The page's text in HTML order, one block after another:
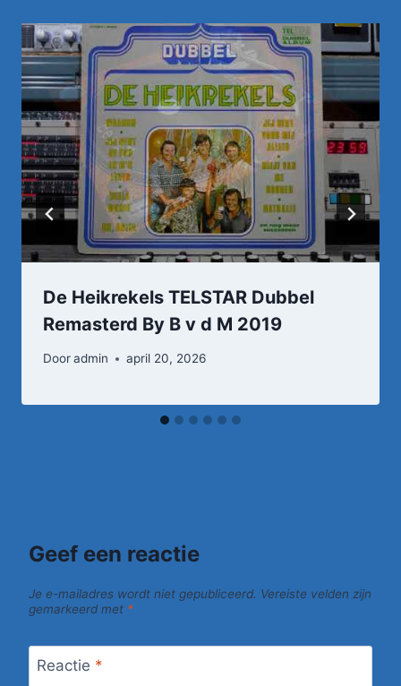
De Heikrekels TELSTAR Dubbel
Remasterd By B v d M 2019
Dooradmin april 20, 2026
Geef een reactie
Je e-mailadres wordt niet gepubliceerd. Vereiste velden zijn
gemarkeerd met *
Reactie *